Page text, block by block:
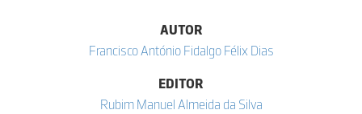
AUTOR
Francisco António Fidalgo Félix Dias
EDITOR
Rubim Manuel Almeida da Silva